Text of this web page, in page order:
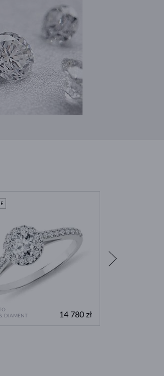
DIAMENT
14 780 zł